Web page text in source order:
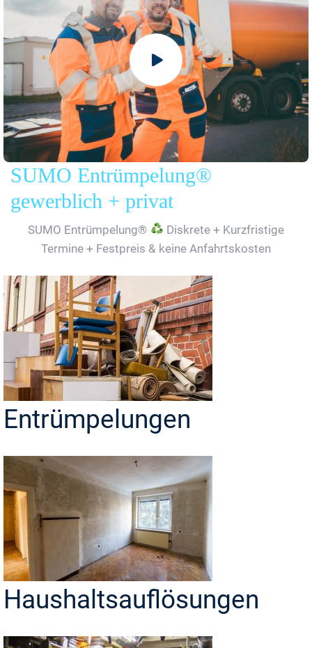
SUMO Entrümpelung®
gewerblich + privat
SUMO Entrümpelung®
Diskrete + Kurzfristige
Termine + Festpreis & keine Anfahrtskosten
Entrümpelungen
Haushaltsauflösungen